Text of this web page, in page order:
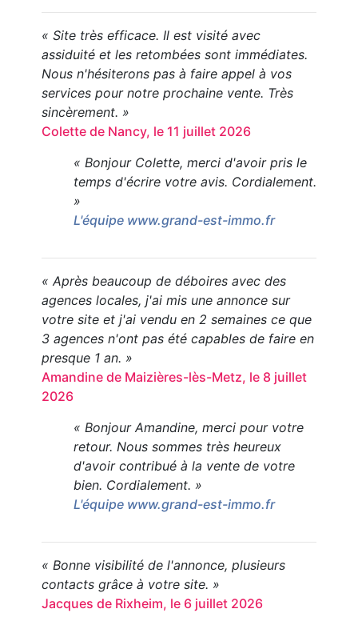
« Site très efficace. Il est visité avec
assiduité et les retombées sont immédiates.
Nous n'hésiterons pas à faire appel à vos
services pour notre prochaine vente. Très
sincèrement. »
Colette de Nancy, le 11 juillet 2026
« Bonjour Colette, merci d'avoir pris le
temps d'écrire votre avis. Cordialement.
»
L'équipe www.grand-est-immo.fr
« Après beaucoup de déboires avec des
agences locales, j'ai mis une annonce sur
votre site et j'ai vendu en 2 semaines ce que
3 agences n'ont pas été capables de faire en
presque 1 an. »
Amandine de Maizières-lès-Metz, le 8 juillet
2026
« Bonjour Amandine, merci pour votre
retour. Nous sommes très heureux
d'avoir contribué à la vente de votre
bien. Cordialement. »
L'équipe www.grand-est-immo.fr
« Bonne visibilité de l'annonce, plusieurs
contacts grâce à votre site. »
Jacques de Rixheim, le 6 juillet 2026